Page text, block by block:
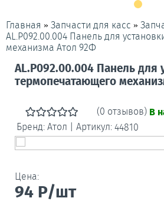
Главная » Запчасти для касс »
AL.P092.00.004 Панель для
механизма Атол 92Ф
AL.P092.00.004 Панель для
термопечатающего
(0 отзывов) В
Бренд: Атол Артикул: 44810
Цена:
94 Р/шт